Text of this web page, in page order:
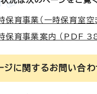
保育事業（一時保育室空
保育事業案内 （PDF
ジに関するお問い合わ